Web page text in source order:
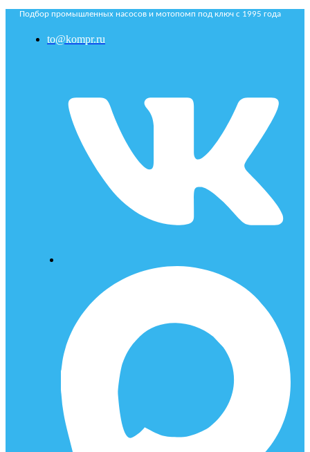
Подбор промышленных насосов и мотопомп под ключ с 1995 года
to@kompr.ru